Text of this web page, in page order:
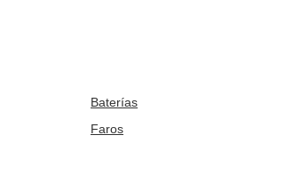
Baterías
Faros